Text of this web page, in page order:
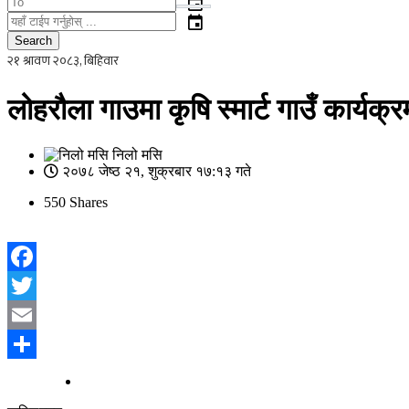
event
Search
लोहरौला गाउमा कृषि स्मार्ट गाउँ
निलो मसि
२०७८ जेष्ठ २१, शुक्रबार १७:१३ गते
550 Shares
Facebook
Twitter
Email